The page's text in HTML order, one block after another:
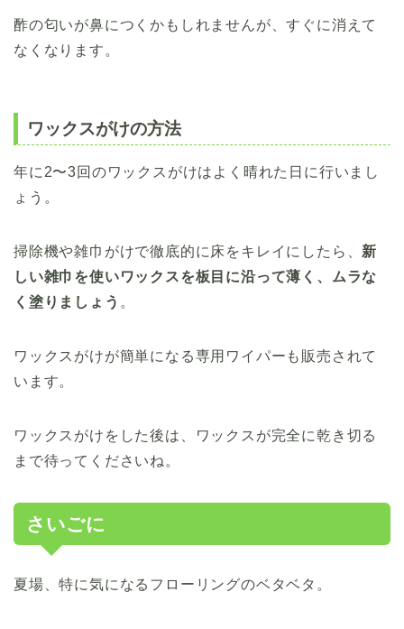
酢の匂いが鼻につくかもしれませんが、すぐに消えて
なくなります。
ワックスがけの方法
年に2〜3回のワックスがけはよく晴れた日に行いまし
ょう。
掃除機や雑巾がけで徹底的に床をキレイにしたら、 新
しい雑巾を使いワックスを板目に沿って薄く、ムラな
く塗りましょう 。
ワックスがけが簡単になる専用ワイパーも販売されて
います。
ワックスがけをした後は、ワックスが完全に乾き切る
まで待ってくださいね。
さいごに
夏場、特に気になるフローリングのベタベタ。